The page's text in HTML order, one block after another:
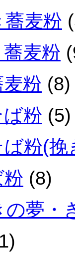
蕎麦粉
蕎麦粉
麦粉 (8)
ば粉 (5)
ば粉(
粉 (8)
の夢・